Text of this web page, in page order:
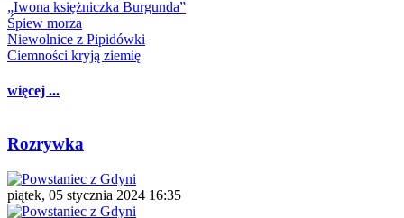
„Iwona księżniczka Burgunda”
Śpiew morza
Niewolnice z Pipidówki
Ciemności kryją ziemię
więcej ...
Rozrywka
piątek, 05 stycznia 2024 16:35